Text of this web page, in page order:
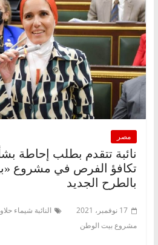
مصر
نائبة تتقدم بطلب إحاطة
تكافؤ الفرص في مشروع
بالطرح الجديد
17 نوفمبر، 2021 النائبة شيماء
مشروع بيت الوطن